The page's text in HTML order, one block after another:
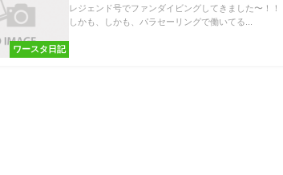
ワースタ日記
レジェンド号でファンダイビングしてきました〜！！
しかも、しかも、パラセーリングで働いてる...